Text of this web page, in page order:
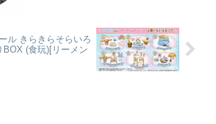
ル きらきらそらいろ
(食玩)[リーメン